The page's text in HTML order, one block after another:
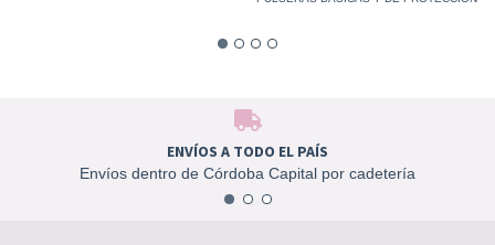
ENVÍOS A TODO EL PAÍS
Envíos dentro de Córdoba Capital por cadetería